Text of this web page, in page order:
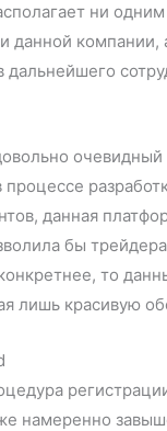
ни
данной
очевидный
данная
бы
то
лишь красивую
намеренно